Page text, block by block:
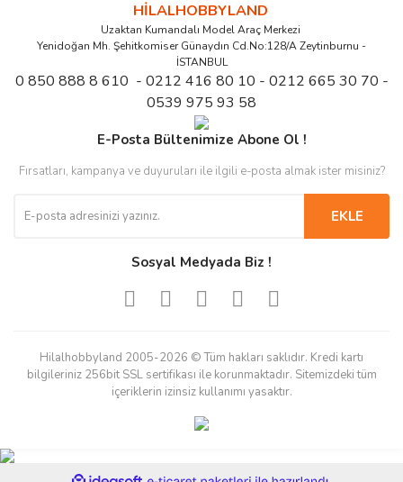
HİLALHOBBYLAND
Uzaktan Kumandalı Model Araç Merkezi
Yenidoğan Mh. Şehitkomiser Günaydın Cd.No:128/A Zeytinburnu -
İSTANBUL
0 850 888 8 610 - 0212 416 80 10 - 0212 665 30 70 -
0539 975 93 58
E-Posta Bültenimize Abone Ol !
Fırsatları, kampanya ve duyuruları ile ilgili e-posta almak ister misiniz?
EKLE
Sosyal Medyada Biz !
Hilalhobbyland 2005-2026 © Tüm hakları saklıdır. Kredi kartı
bilgileriniz 256bit SSL sertifikası ile korunmaktadır. Sitemizdeki tüm
içeriklerin izinsiz kullanımı yasaktır.